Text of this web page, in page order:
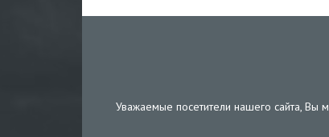
Уважаемые посетители нашего сайта, Вы